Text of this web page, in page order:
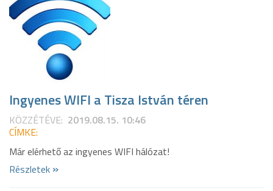
Ingyenes WIFI a Tisza István téren
KÖZZÉTÉVE: 2019.08.15. 10:46
CÍMKE:
Már elérhető az ingyenes WIFI hálózat!
Részletek »